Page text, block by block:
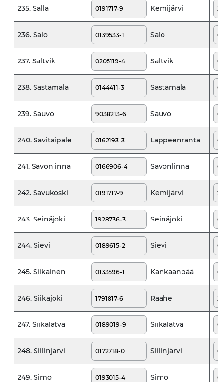
235. Salla Kemijärvi
236. Salo Salo
237. Saltvik Saltvik
238. Sastamala Sastamala
239. Sauvo Sauvo
240. Savitaipale Lappeenranta
241. Savonlinna Savonlinna
242. Savukoski Kemijärvi
243. Seinäjoki Seinäjoki
244. Sievi Sievi
245. Siikainen Kankaanpää
246. Siikajoki Raahe
247. Siikalatva Siikalatva
248. Siilinjärvi Siilinjärvi
249. Simo Simo